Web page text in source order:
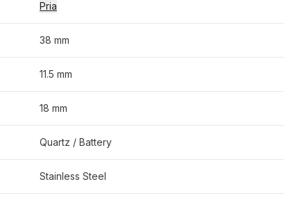
Pria
38 mm
11.5 mm
18 mm
Quartz / Battery
Stainless Steel